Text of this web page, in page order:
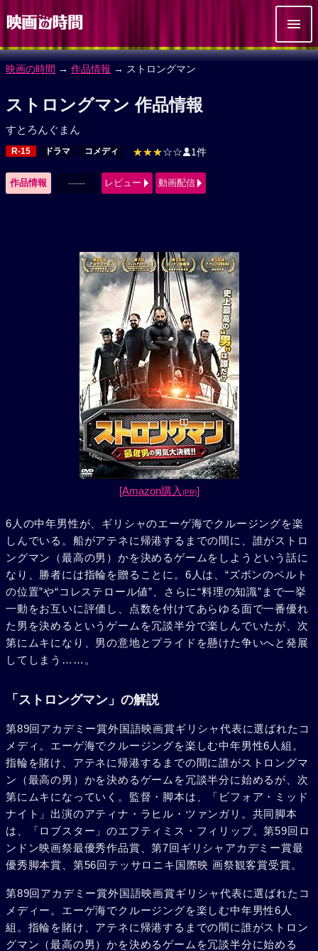
映画の時間 → 作品情報 → ストロングマン
ストロングマン 作品情報
すとろんぐまん
R-15 ドラマ コメディ ★★★☆☆ 1件
作品情報 ------ レビュー 動画配信
[Amazon購入 (PR)]
6人の中年男性が、ギリシャのエーゲ海でクルージングを楽
しんでいる。船がアテネに帰港するまでの間に、誰がストロ
ングマン（最高の男）かを決めるゲームをしようという話に
なり、勝者には指輪を贈ることに。6人は、“ズボンのベルト
の位置”や“コレステロール値”、さらに“料理の知識”まで一挙
一動をお互いに評価し、点数を付けてあらゆる面で一番優れ
た男を決めるというゲームを冗談半分で楽しんでいたが、次
第にムキになり、男の意地とプライドを懸けた争いへと発展
してしまう……。
「ストロングマン」の解説
第89回アカデミー賞外国語映画賞ギリシャ代表に選ばれたコ
メディ。エーゲ海でクルージングを楽しむ中年男性6人組。
指輪を賭け、アテネに帰港するまでの間に誰がストロングマ
ン（最高の男）かを決めるゲームを冗談半分に始めるが、次
第にムキになっていく。監督・脚本は、「ビフォア・ミッド
ナイト」出演のアティナ・ラヒル・ツァンガリ。共同脚本
は、「ロブスター」のエフティミス・フィリップ。第59回ロ
ンドン映画祭最優秀作品賞、第7回ギリシャアカデミー賞最
優秀脚本賞、第56回テッサロニキ国際映 画祭観客賞受賞。
第89回アカデミー賞外国語映画賞ギリシャ代表に選ばれたコ
メディー。エーゲ海でクルージングを楽しむ中年男性6人
組。指輪を賭け、アテネに帰港するまでの間に誰がストロン
グマン（最高の男）かを決めるゲームを冗談半分に始める